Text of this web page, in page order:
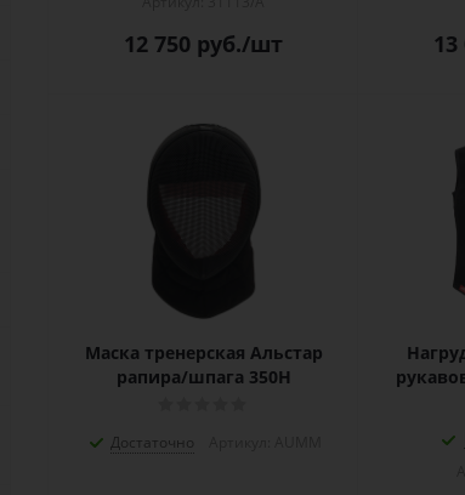
12 750 руб./шт 13
Маска тренерская Альстар
рапира/шпага 350Н
Достаточно